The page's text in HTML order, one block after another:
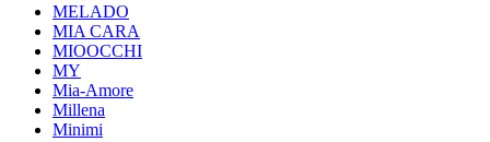
MELADO
MIA CARA
MIOOCCHI
MY
Mia-Amore
Millena
Minimi